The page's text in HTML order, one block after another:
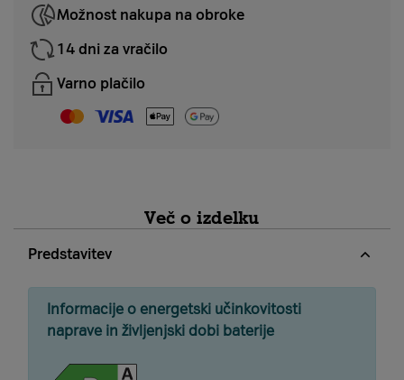
Možnost nakupa na obroke
14 dni za vračilo
Varno plačilo
Več o izdelku
Predstavitev
Informacije o energetski učinkovitosti
naprave in življenjski dobi baterije